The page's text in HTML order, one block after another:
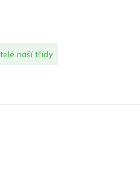
naší třídy